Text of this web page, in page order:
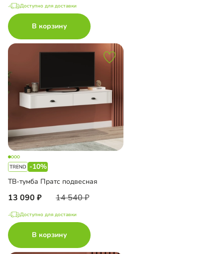
Доступно для доставки
В корзину
-10%
ТВ-тумба Пратс подвесная
13 090 14 540
Доступно для доставки
В корзину